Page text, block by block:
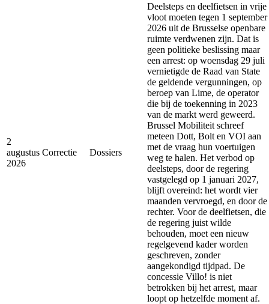
2
augustus
2026
Correctie Dossiers
Deelsteps en deelfietsen in vrije
vloot moeten tegen 1 september
2026 uit de Brusselse openbare
ruimte verdwenen zijn. Dat is
geen politieke beslissing maar
een arrest: op woensdag 29 juli
vernietigde de Raad van State
de geldende vergunningen, op
beroep van Lime, de operator
die bij de toekenning in 2023
van de markt werd geweerd.
Brussel Mobiliteit schreef
meteen Dott, Bolt en VOI aan
met de vraag hun voertuigen
weg te halen. Het verbod op
deelsteps, door de regering
vastgelegd op 1 januari 2027,
blijft overeind: het wordt vier
maanden vervroegd, en door de
rechter. Voor de deelfietsen, die
de regering juist wilde
behouden, moet een nieuw
regelgevend kader worden
geschreven, zonder
aangekondigd tijdpad. De
concessie Villo! is niet
betrokken bij het arrest, maar
loopt op hetzelfde moment af.